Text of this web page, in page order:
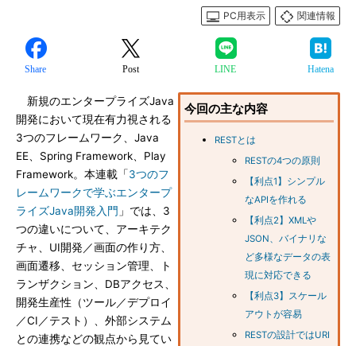
PC用表示
関連情報
Share Post LINE Hatena
今回の主な内容
RESTとは
RESTの4つの原則
【利点1】シンプル
なAPIを作れる
【利点2】XMLや
JSON、バイナリな
ど多様なデータの表
現に対応できる
【利点3】スケール
アウトが容易
RESTの設計ではURI
新規のエンタープライズJava
開発において現在有力視される
3つのフレームワーク、Java
EE、Spring Framework、Play
Framework。本連載「3つのフ
レームワークで学ぶエンタープ
ライズJava開発入門 」では、3
つの違いについて、アーキテク
チャ、UI開発／画面の作り方、
画面遷移、セッション管理、ト
ランザクション、DBアクセス、
開発生産性（ツール／デプロイ
／CI／テスト）、外部システム
との連携などの観点から見てい